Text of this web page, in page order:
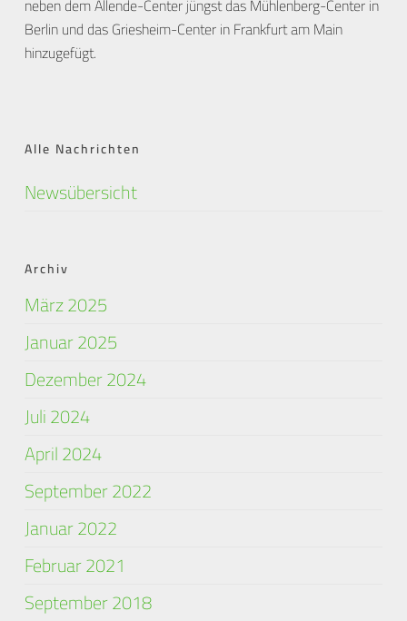
neben dem Allende-Center jüngst das Mühlenberg-Center in
Berlin und das Griesheim-Center in Frankfurt am Main
hinzugefügt.
Alle Nachrichten
Newsübersicht
Archiv
März 2025
Januar 2025
Dezember 2024
Juli 2024
April 2024
September 2022
Januar 2022
Februar 2021
September 2018